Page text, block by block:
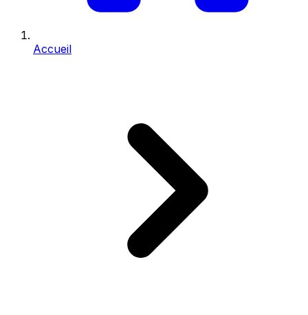
Accueil